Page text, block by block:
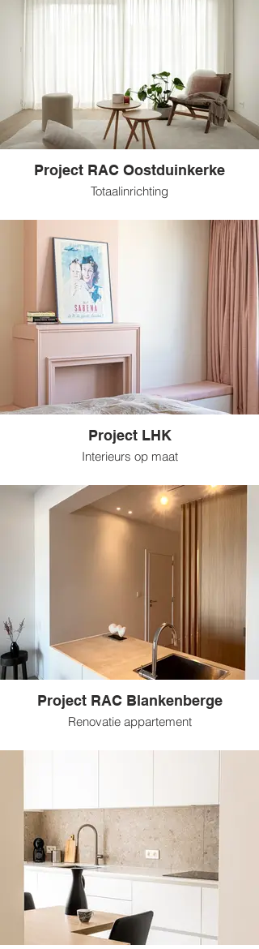
Project RAC Oostduinkerke
Totaalinrichting
Project LHK
Interieurs op maat
Project RAC Blankenberge
Renovatie appartement